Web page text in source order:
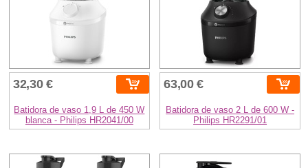
32,30 €
Batidora de vaso 1,9 L de 450 W
blanca - Philips HR2041/00
63,00 €
Batidora de vaso 2 L de 600 W -
Philips HR2291/01